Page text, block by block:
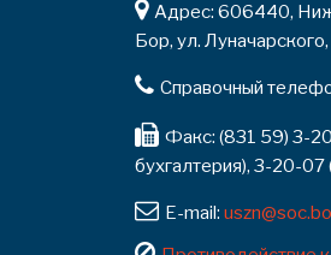
Адрес: 606440,
Бор, ул.
Справочный
Факс: (831 59) 3-
бухгалтерия), 3-20-
E-mail: